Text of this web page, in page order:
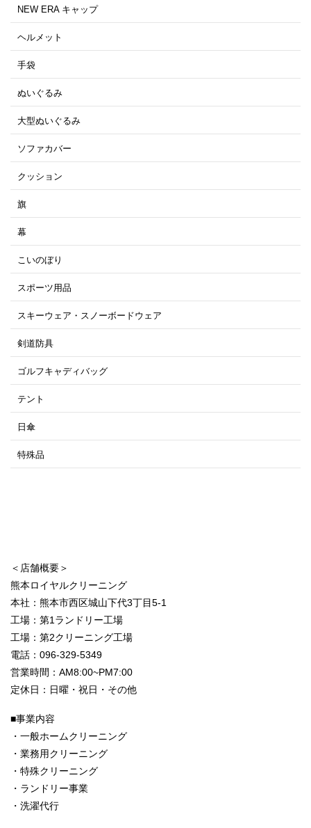
NEW ERA キャップ
ヘルメット
手袋
ぬいぐるみ
大型ぬいぐるみ
ソファカバー
クッション
旗
幕
こいのぼり
スポーツ用品
スキーウェア・スノーボードウェア
剣道防具
ゴルフキャディバッグ
テント
日傘
特殊品
＜店舗概要＞
熊本ロイヤルクリーニング
本社：熊本市西区城山下代3丁目5-1
工場：第1ランドリー工場
工場：第2クリーニング工場
電話：096-329-5349
営業時間：AM8:00~PM7:00
定休日：日曜・祝日・その他
■事業内容
・一般ホームクリーニング
・業務用クリーニング
・特殊クリーニング
・ランドリー事業
・洗濯代行